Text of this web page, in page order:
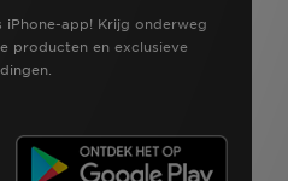
app! Krijg onderweg
producten en exclusieve